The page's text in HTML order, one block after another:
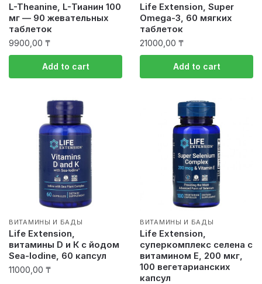
L-Theanine, L-Тианин 100
мг — 90 жевательных
таблеток
9900,00 ₸
Add to cart
Life Extension, Super
Omega-3, 60 мягких
таблеток
21000,00 ₸
Add to cart
ВИТАМИНЫ И БАДЫ
Life Extension,
витамины D и К с йодом
Sea-Iodine, 60 капсул
11000,00 ₸
ВИТАМИНЫ И БАДЫ
Life Extension,
суперкомплекс селена с
витамином E, 200 мкг,
100 вегетарианских
капсул